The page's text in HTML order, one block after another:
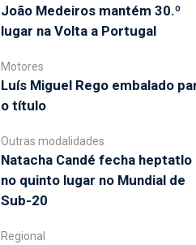
João Medeiros mantém 30.º
lugar na Volta a Portugal
Motores
Luís Miguel Rego embalado
o título
Outras modalidades
Natacha Candé fecha heptatlo
no quinto lugar no Mundial de
Sub-20
Regional